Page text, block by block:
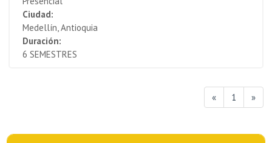
Ciudad:
Medellín, Antioquia
Duración:
6 SEMESTRES
« 1 »